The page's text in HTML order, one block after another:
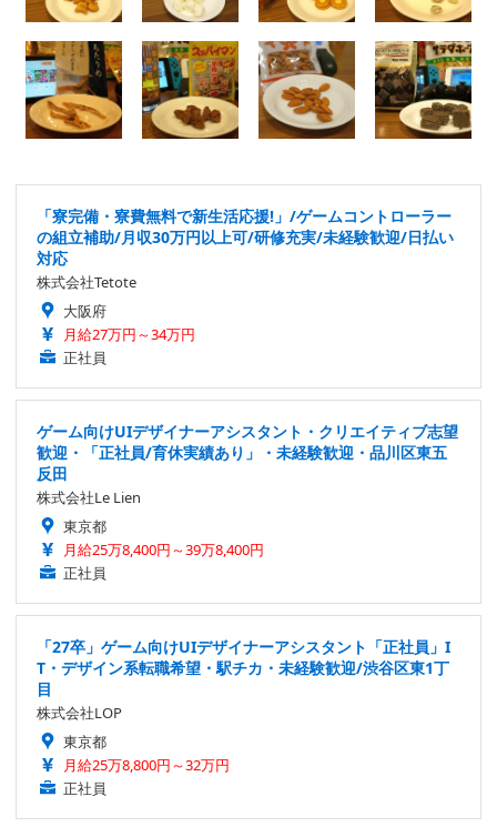
「寮完備・寮費無料で新生活応援!」/ゲームコントローラー
の組立補助/月収30万円以上可/研修充実/未経験歓迎/日払い
対応
株式会社Tetote
大阪府
月給27万円～34万円
正社員
ゲーム向けUIデザイナーアシスタント・クリエイティブ志望
歓迎・「正社員/育休実績あり」・未経験歓迎・品川区東五
反田
株式会社Le Lien
東京都
月給25万8,400円～39万8,400円
正社員
「27卒」ゲーム向けUIデザイナーアシスタント「正社員」I
T・デザイン系転職希望・駅チカ・未経験歓迎/渋谷区東1丁
目
株式会社LOP
東京都
月給25万8,800円～32万円
正社員